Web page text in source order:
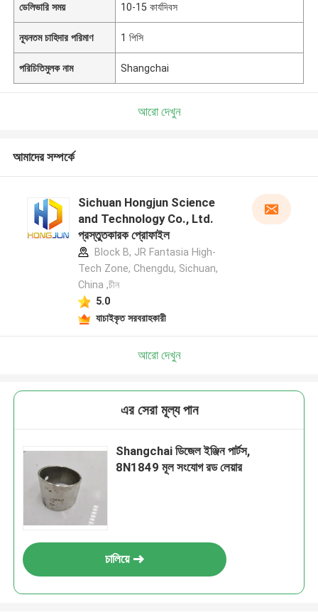
ডেলিভারি সময় 10-15 কার্যদিবস
ন্যূনতম চাহিদার পরিমাণ 1 পিসি
পরিচিতিমুলক নাম Shangchai
আরো দেখুন
আমাদের সম্পর্কে
Sichuan Hongjun Science
and Technology Co., Ltd.
প্রস্তুতকারক প্রোফাইল
Block B, JR Fantasia High-
Tech Zone, Chengdu, Sichuan,
China ,চীন
5.0
যাচাইকৃত সরবরাহকারী
আরো দেখুন
এর সেরা মূল্য পান
Shangchai ডিজেল ইঞ্জিন পার্টস,
8N1849 মূল সংযোগ রড লেয়ার
চালিয়ে